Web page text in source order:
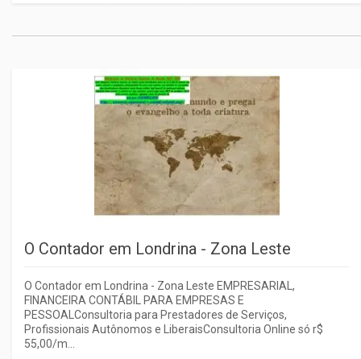
O Contador em Londrina - Zona Leste
O Contador em Londrina - Zona Leste EMPRESARIAL,
FINANCEIRA CONTÁBIL PARA EMPRESAS E
PESSOALConsultoria para Prestadores de Serviços,
Profissionais Autônomos e LiberaisConsultoria Online só r$
55,00/m...